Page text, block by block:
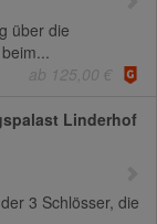
über die
ab 125,00 €
Linderhof
3 Schlösser, die